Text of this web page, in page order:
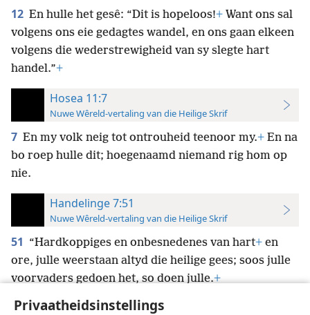
Privaatheidsinstellings
12 En hulle het gesê: “Dit is hopeloos!+ Want ons sal
volgens ons eie gedagtes wandel, en ons gaan elkeen
volgens die wederstrewigheid van sy slegte hart
handel.”+
Hosea 11:7
Nuwe Wêreld-vertaling van die Heilige Skrif
7 En my volk neig tot ontrouheid teenoor my.+ En na
bo roep hulle dit; hoegenaamd niemand rig hom op
nie.
Handelinge 7:51
Nuwe Wêreld-vertaling van die Heilige Skrif
51 “Hardkoppiges en onbesnedenes van hart+ en
ore, julle weerstaan altyd die heilige gees; soos julle
voorvaders gedoen het, so doen julle.+